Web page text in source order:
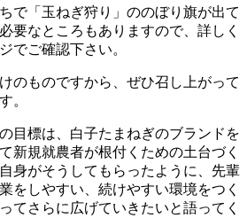
で「玉ねぎ狩り」ののぼり旗が出て
要なところもありますので、詳しく
でご確認下さい。
のものですから、ぜひ召し上がって
。
目標は、白子たまねぎのブランドを
新規就農者が根付くための土台づく
身がそうしてもらったように、先輩
をしやすい、続けやすい環境をつく
てさらに広げていきたいと語ってく